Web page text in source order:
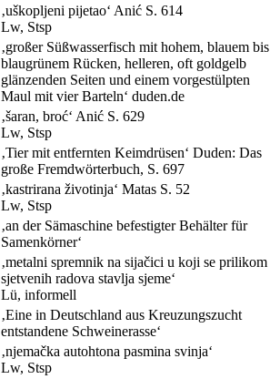
‚uškopljeni pijetao‘ Anić S. 614
Lw, Stsp
‚großer Süßwasserfisch mit hohem, blauem bis
blaugrünem Rücken, helleren, oft goldgelb
glänzenden Seiten und einem vorgestülpten
Maul mit vier Barteln‘ duden.de
‚šaran, broć‘ Anić S. 629
Lw, Stsp
‚Tier mit entfernten Keimdrüsen‘ Duden: Das
große Fremdwörterbuch, S. 697
‚kastrirana životinja‘ Matas S. 52
Lw, Stsp
‚an der Sämaschine befestigter Behälter für
Samenkörner‘
‚metalni spremnik na sijačici u koji se prilikom
sjetvenih radova stavlja sjeme‘
Lü, informell
‚Eine in Deutschland aus Kreuzungszucht
entstandene Schweinerasse‘
‚njemačka autohtona pasmina svinja‘
Lw, Stsp